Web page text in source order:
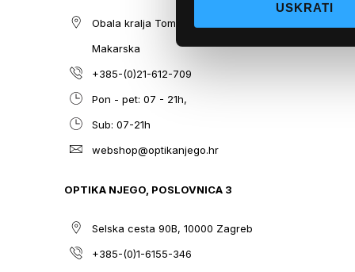
USKRATI
Obala kralja Tomislava 14, 21300
Makarska
+385-(0)21-612-709
Pon - pet: 07 - 21h,
Sub: 07-21h
webshop@optikanjego.hr
OPTIKA NJEGO, POSLOVNICA 3
Selska cesta 90B, 10000 Zagreb
+385-(0)1-6155-346